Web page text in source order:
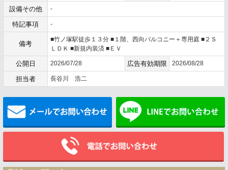
設備その他 -
特記事項 -
備考
■竹ノ塚駅徒歩１３分 ■１階、西向バルコニー＋専用庭 ■２Ｓ
ＬＤＫ ■新規内装済 ■ＥＶ
公開日 2026/07/28 広告有効期限 2026/08/28
担当者 長谷川 浩二
メールでお問い合わせ